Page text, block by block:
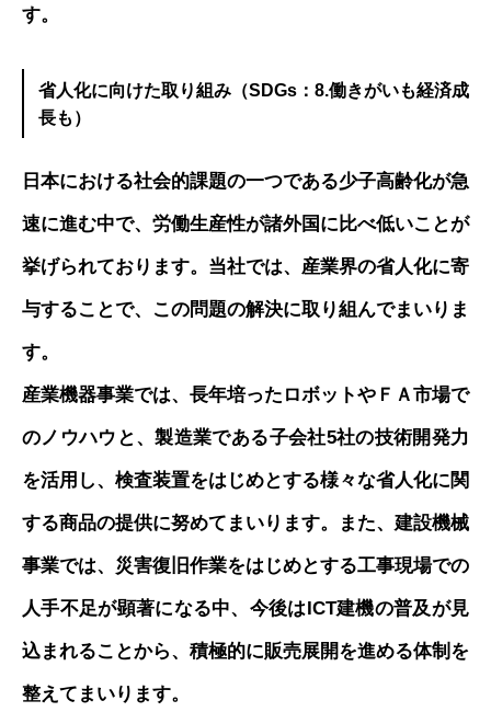
す。
省人化に向けた取り組み（SDGs：8.働きがいも経済成
長も）
日本における社会的課題の一つである少子高齢化が急
速に進む中で、労働生産性が諸外国に比べ低いことが
挙げられております。当社では、産業界の省人化に寄
与することで、この問題の解決に取り組んでまいりま
す。
産業機器事業では、長年培ったロボットやＦＡ市場で
のノウハウと、製造業である子会社5社の技術開発力
を活用し、検査装置をはじめとする様々な省人化に関
する商品の提供に努めてまいります。また、建設機械
事業では、災害復旧作業をはじめとする工事現場での
人手不足が顕著になる中、今後はICT建機の普及が見
込まれることから、積極的に販売展開を進める体制を
整えてまいります。